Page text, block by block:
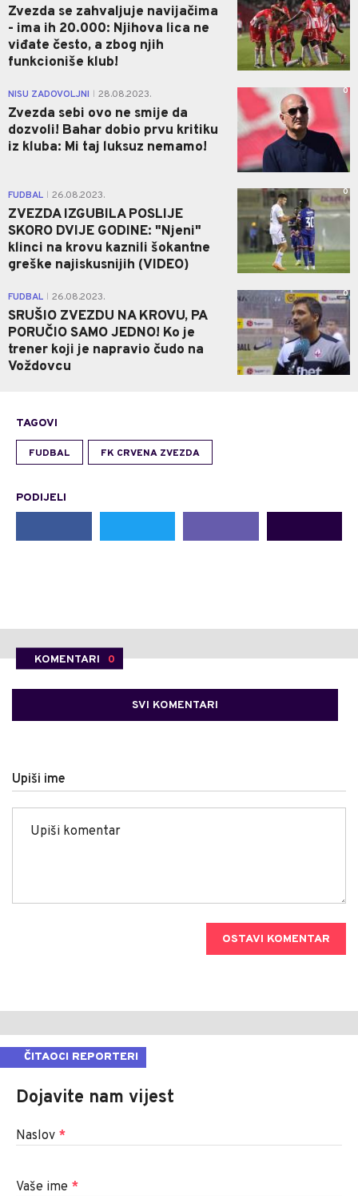
Zvezda se zahvaljuje navijačima
- ima ih 20.000: Njihova lica ne
viđate često, a zbog njih
funkcioniše klub!
NISU ZADOVOLJNI 28.08.2023.
Zvezda sebi ovo ne smije da
dozvoli! Bahar dobio prvu kritiku
iz kluba: Mi taj luksuz nemamo!
0
FUDBAL 26.08.2023.
ZVEZDA IZGUBILA POSLIJE
SKORO DVIJE GODINE: "Njeni"
klinci na krovu kaznili šokantne
greške najiskusnijih (VIDEO)
0
FUDBAL 26.08.2023.
SRUŠIO ZVEZDU NA KROVU, PA
PORUČIO SAMO JEDNO! Ko je
trener koji je napravio čudo na
Voždovcu
0
TAGOVI
FUDBAL FK CRVENA ZVEZDA
PODIJELI
KOMENTARI 0
SVI KOMENTARI
Upiši ime
OSTAVI KOMENTAR
ČITAOCI REPORTERI
Dojavite nam vijest
Naslov *
Vaše ime *